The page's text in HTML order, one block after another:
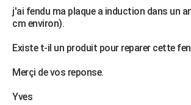
Mobiles
Meilleur smartphone
Internet
Ordinateurs
Jeux vidéo
Guide high-tech
+BRICOLAGE
Forum
Aménagement intérieur
Extérieur
Cuisine
Salle de bains
Jardinage
Rangement
WEEK-END
Guides de France
Escapades
Patrimoine
Expositions
Musées
Week-end nature
+LIFESTYLE
Art de vivre
Bien-être
Loisirs
Mode
Modes de vie
SANTE
j'ai fendu ma plaque a induction dans un
cm environ).
Existe t-il un produit pour reparer cette
Merçi de vos reponse.
Yves